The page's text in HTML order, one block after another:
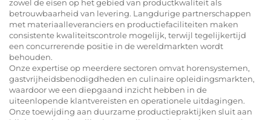
zowel de eisen op het gebied van productkwaliteit als
betrouwbaarheid van levering. Langdurige partnerschappen
met materiaalleveranciers en productiefaciliteiten maken
consistente kwaliteitscontrole mogelijk, terwijl tegelijkertijd
een concurrerende positie in de wereldmarkten wordt
behouden.
Onze expertise op meerdere sectoren omvat horensystemen,
gastvrijheidsbenodigdheden en culinaire opleidingsmarkten,
waardoor we een diepgaand inzicht hebben in de
uiteenlopende klantvereisten en operationele uitdagingen.
Onze toewijding aan duurzame productiepraktijken sluit aan